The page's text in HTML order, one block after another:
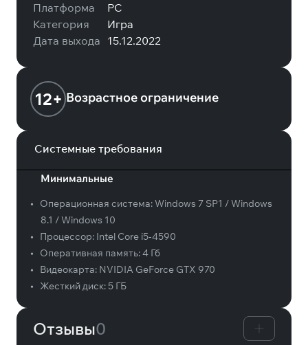
Платформа
PC
Категория
Игра
Дата выхода 15.12.2022
12+ Возрастное ограничение
Системные требования
Минимальные
• Операционная система:Windows 7 SP1 / Windows
8.1 / Windows 10
•
Процессор: Intel Core i5-4590
•
Оперативная память:4 Гб
•
Видеокарта: NVIDIA GeForce GTX 970
•
Жесткий диск: 5 ГБ
Отзывы0